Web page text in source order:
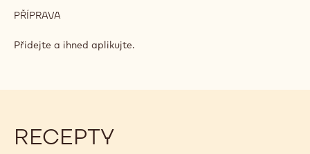
PŘÍPRAVA
ČOKOLÁDOVÁ
Přidejte a ihned aplikujte.
RECEPTY